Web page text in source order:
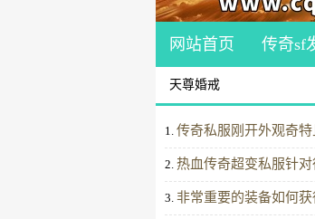
网站首页 传奇sf
天尊婚戒
1. 传奇私服刚开外观奇
2. 热血传奇超变私服针
3. 非常重要的装备如何